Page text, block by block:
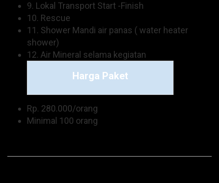
9. Lokal Transport Start -Finish
10. Rescue
11. Shower Mandi air panas ( water heater
shower)
12. Air Mineral selama kegiatan
Harga Paket
Rp. 280.000/orang
Minimal 100 orang